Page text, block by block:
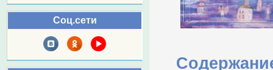
Соц.сети